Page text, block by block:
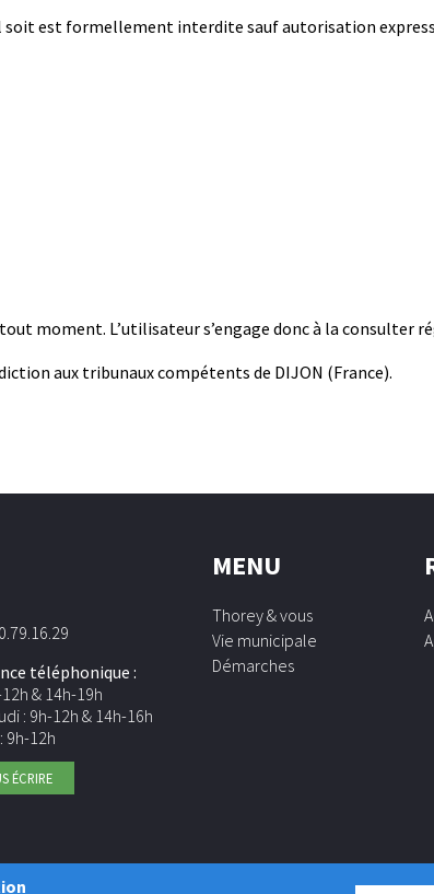
est formellement interdite sauf autorisation
moment. L’utilisateur s’engage donc à la consulter
aux tribunaux compétents de DIJON (France).
téléphonique :
& 14h-19h
: 9h-12h & 14h-16h
9h-12h
ÉCRIRE
MENU
Thorey & vous
Vie municipale
Démarches
PLAINE - Tous droits réservés